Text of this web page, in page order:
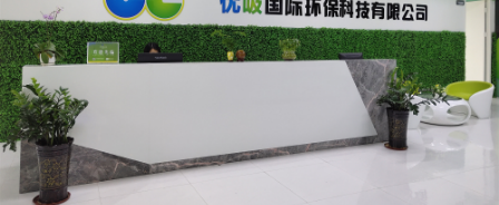
境工程高级工程师》室内
空气治理资格认证的治理
人员、掌握室内空气净化
治理实用技术和五项专利
技术、八项计算机软件著
作权登记证书等。研发实